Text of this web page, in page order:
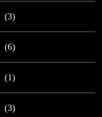
(3)
(6)
(1)
(3)